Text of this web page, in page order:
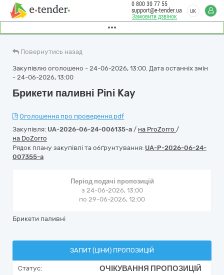
Замовити дзвінок
0 800 30 77 55
support@e-tender.ua
UK
Повернутись назад
Закупівлю оголошено - 24-06-2026, 13:00. Дата останніх змін
- 24-06-2026, 13:00
Брикети паливні Pini Kay
Оголошення про проведення.pdf
Закупівля: UA-2026-06-24-006135-a / на ProZorro /
на DoZorro
Рядок плану закупівлі та обґрунтування: UA-P-2026-06-24-
007355-a
Період подачі пропозицій
з 24-06-2026, 13:00
по 29-06-2026, 12:00
Брикети паливні
ЗАПИТ (ЦІНИ) ПРОПОЗИЦІЙ
Статус: ОЧІКУВАННЯ ПРОПОЗИЦІЙ